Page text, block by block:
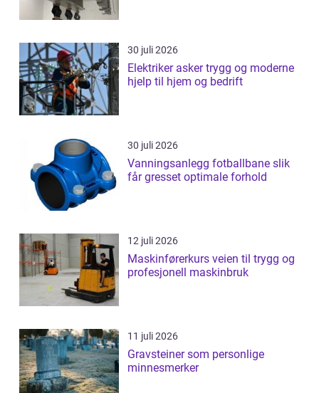
30 juli 2026
Elektriker asker trygg og moderne
hjelp til hjem og bedrift
30 juli 2026
Vanningsanlegg fotballbane slik
får gresset optimale forhold
12 juli 2026
Maskinførerkurs veien til trygg og
profesjonell maskinbruk
11 juli 2026
Gravsteiner som personlige
minnesmerker